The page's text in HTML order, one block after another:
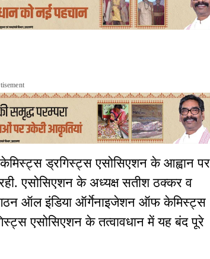
ड्रगिस्ट्स एसोसिएशन के आह्वान पर
एसोसिएशन के अध्यक्ष सतीश ठक्कर व
ऑल इंडिया ऑर्गेनाइजेशन ऑफ केमिस्ट्स
एसोसिएशन के तत्वावधान में यह बंद पूरे